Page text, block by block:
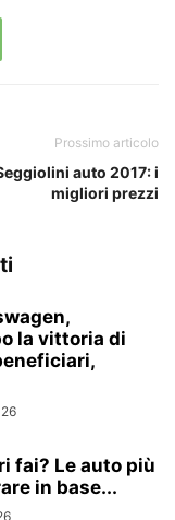
Prossimo articolo
auto 2017: i
migliori prezzi
la vittoria di
fai? Le auto più
in base...